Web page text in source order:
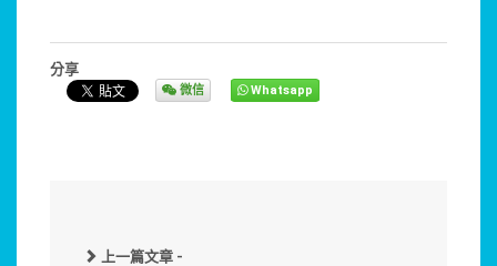
分享
微信 Whatsapp
上一篇文章 -